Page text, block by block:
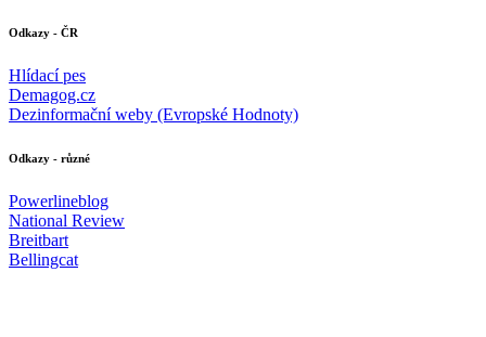
Odkazy - ČR
Hlídací pes
Demagog.cz
Dezinformační weby (Evropské Hodnoty)
Odkazy - různé
Powerlineblog
National Review
Breitbart
Bellingcat